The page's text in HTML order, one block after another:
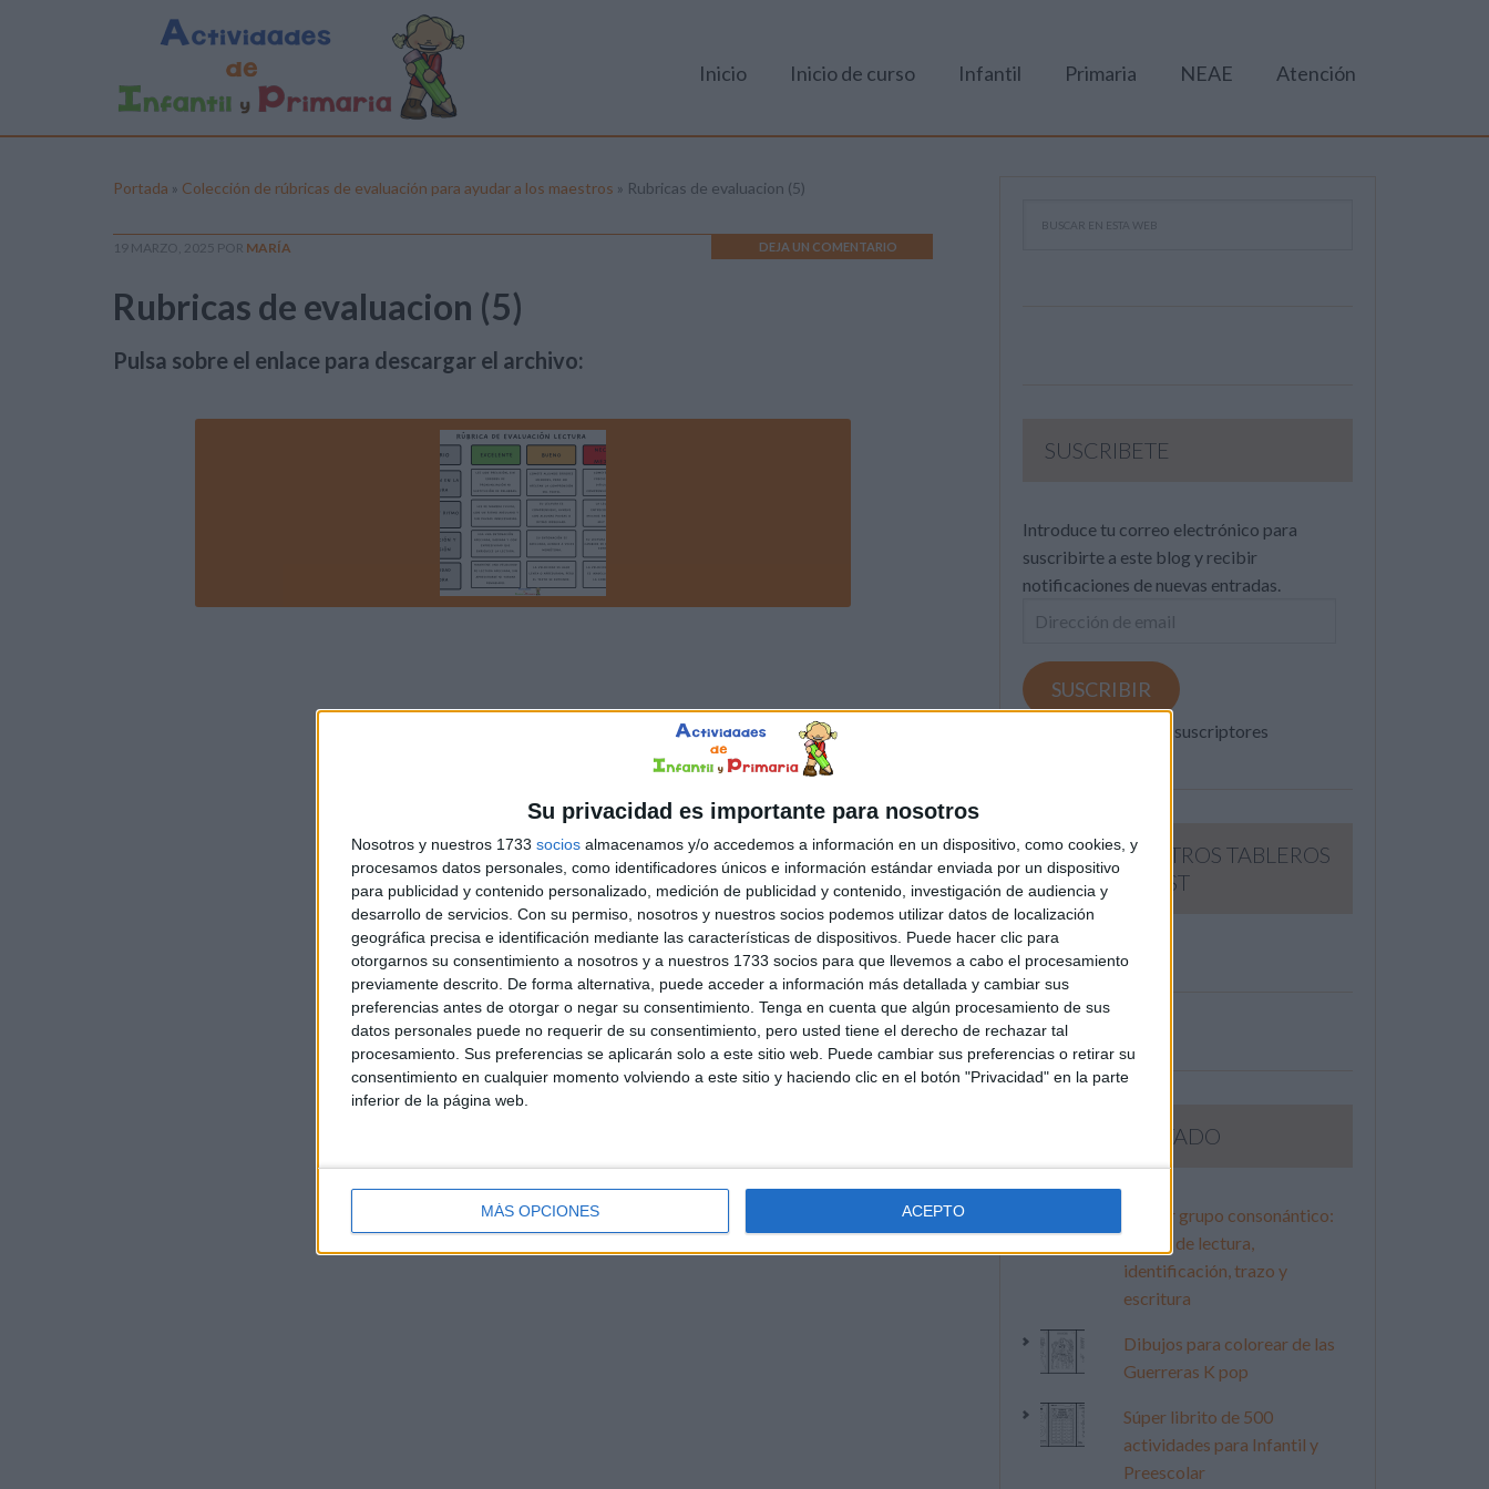
Su privacidad es importante para nosotros
Nosotros y nuestros 1733 socios almacenamos y/o accedemos a información en un dispositivo, como cookies, y
procesamos datos personales, como identificadores únicos e información estándar enviada por un dispositivo
para publicidad y contenido personalizado, medición de publicidad y contenido, investigación de audiencia y
desarrollo de servicios. Con su permiso, nosotros y nuestros socios podemos utilizar datos de localización
geográfica precisa e identificación mediante las características de dispositivos. Puede hacer clic para
otorgarnos su consentimiento a nosotros y a nuestros 1733 socios para que llevemos a cabo el procesamiento
previamente descrito. De forma alternativa, puede acceder a información más detallada y cambiar sus
preferencias antes de otorgar o negar su consentimiento. Tenga en cuenta que algún procesamiento de sus
datos personales puede no requerir de su consentimiento, pero usted tiene el derecho de rechazar tal
procesamiento. Sus preferencias se aplicarán solo a este sitio web. Puede cambiar sus preferencias o retirar su
consentimiento en cualquier momento volviendo a este sitio y haciendo clic en el botón "Privacidad" en la parte
inferior de la página web.
MÁS OPCIONES ACEPTO
Inicio Inicio de curso Infantil Primaria NEAE Atención
Portada » Colección de rúbricas de evaluación para ayudar a los maestros » Rubricas de evaluacion (5)
19 MARZO, 2025 POR MARÍA DEJA UN COMENTARIO
Rubricas de evaluacion (5)
Pulsa sobre el enlace para descargar el archivo:
SUSCRIBETE
Introduce tu correo electrónico para
suscribirte a este blog y recibir
notificaciones de nuevas entradas.
Dirección
email
SUSCRIBIR
Únete a otros 371K suscriptores
SIGUE NUESTROS TABLEROS
EN PINTEREST
LO MÁS VISITADO
Primer grupo consonántico:
Fichas de lectura,
identificación, trazo y
escritura
Dibujos para colorear de las
Guerreras K pop
Súper librito de 500
actividades para Infantil y
Preescolar